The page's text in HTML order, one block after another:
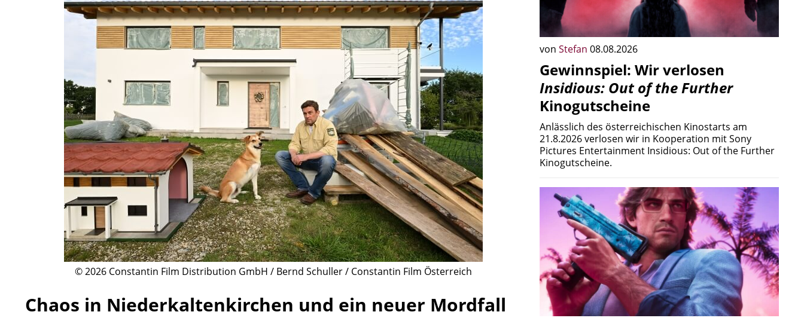
© 2026 Constantin Film Distribution GmbH / Bernd Schuller / Constantin Film Österreich
Chaos in Niederkaltenkirchen und ein neuer Mordfall
von Stefan 08.08.2026
Gewinnspiel: Wir verlosen
Insidious: Out of the Further
Kinogutscheine
Anlässlich des österreichischen Kinostarts am
21.8.2026 verlosen wir in Kooperation mit Sony
Pictures Entertainment Insidious: Out of the Further
Kinogutscheine.